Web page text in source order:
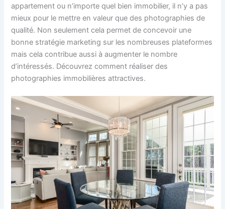
appartement ou n’importe quel bien immobilier, il n’y a pas
mieux pour le mettre en valeur que des photographies de
qualité. Non seulement cela permet de concevoir une
bonne stratégie marketing sur les nombreuses plateformes
mais cela contribue aussi à augmenter le nombre
d’intéressés. Découvrez comment réaliser des
photographies immobilières attractives.